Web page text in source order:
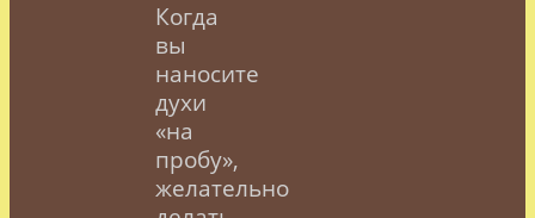
Когда
вы
наносите
духи
«на
пробу»,
желательно